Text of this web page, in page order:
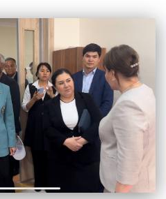
мониторинг
тизимини йўлга